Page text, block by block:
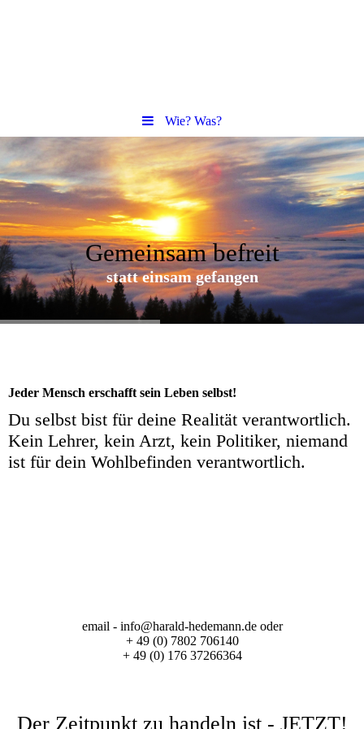
Wie? Was?
Gemeinsam befreit
statt einsam gefangen
Jeder Mensch erschafft sein Leben selbst!
Du selbst bist für deine Realität verantwortlich.
Kein Lehrer, kein Arzt, kein Politiker, niemand
ist für dein Wohlbefinden verantwortlich.
email - info@harald-hedemann.de oder
+ 49 (0) 7802 706140
+ 49 (0) 176 37266364
Der Zeitpunkt zu handeln ist - JETZT!